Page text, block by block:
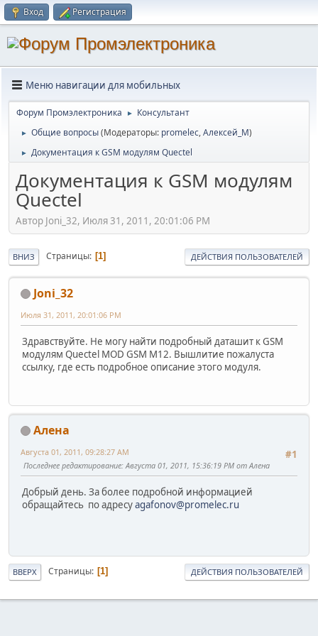
Вход Регистрация
Меню навигации для мобильных
Форум Промэлектроника ► Консультант
► Общие вопросы(Модераторы: promelec,Алексей_М)
► Документация к GSM модулям Quectel
Документация к GSM модулям
Quectel
Автор Joni_32, Июля 31, 2011, 20:01:06 PM
ВНИЗ Страницы 1 ДЕЙСТВИЯ ПОЛЬЗОВАТЕЛЕЙ
Joni_32
Июля 31, 2011, 20:01:06 PM
Здравствуйте. Не могу найти подробный даташит к GSM
модулям Quectel MOD GSM M12. Вышлитие пожалуста
ссылку, где есть подробное описание этого модуля.
Алена
#1
Августа 01, 2011, 09:28:27 AM
Последнее редактирование: Августа 01, 2011, 15:36:19 PM от Алена
Добрый день. За более подробной информацией
обращайтесь по адресуagafonov@promelec.ru
ВВЕРХ Страницы 1 ДЕЙСТВИЯ ПОЛЬЗОВАТЕЛЕЙ